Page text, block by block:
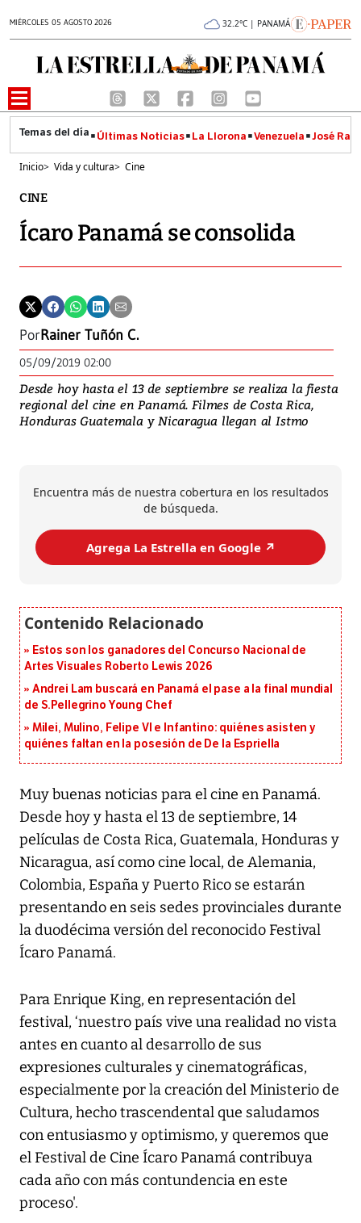
MIÉRCOLES 05 AGOSTO 2026 32.2°C | PANAMÁ
Últimas Noticias La Llorona Venezuela José
Inicio> Vida y cultura> Cine
CINE
Ícaro Panamá se consolida
PorRainer Tuñón C.
05/09/2019 02:00
Desde hoy hasta el 13 de septiembre se realiza la fiesta
regional del cine en Panamá. Filmes de Costa Rica,
Honduras Guatemala y Nicaragua llegan al Istmo
Encuentra más de nuestra cobertura en los resultados
de búsqueda.
Agrega La Estrella en Google ↗️
Estos son los ganadores del Concurso Nacional de
Artes Visuales Roberto Lewis 2026
Andrei Lam buscará en Panamá el pase a la final mundial
de S.Pellegrino Young Chef
Milei, Mulino, Felipe VI e Infantino: quiénes asisten y
quiénes faltan en la posesión de De la Espriella
Muy buenas noticias para el cine en Panamá.
Desde hoy y hasta el 13 de septiembre, 14
películas de Costa Rica, Guatemala, Honduras y
Nicaragua, así como cine local, de Alemania,
Colombia, España y Puerto Rico se estarán
presentando en seis sedes provinciales durante
la duodécima versión del reconocido Festival
Ícaro Panamá.
Para Enrique King, en representación del
festival, ‘nuestro país vive una realidad no vista
antes en cuanto al desarrollo de sus
expresiones culturales y cinematográficas,
especialmente por la creación del Ministerio de
Cultura, hecho trascendental que saludamos
con entusiasmo y optimismo, y queremos que
el Festival de Cine Ícaro Panamá contribuya
cada año con más contundencia en este
proceso'.